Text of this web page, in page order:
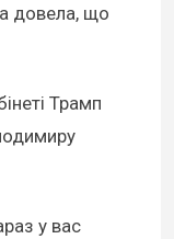
довела, що
Трамп
у вас